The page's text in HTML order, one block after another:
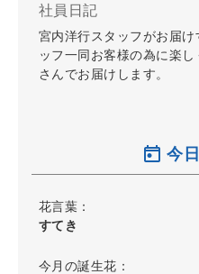
社員日記
宮内洋行スタッフがお届
ッフ一同お客様の為に楽
さんでお届けします。
今
花言葉：
すてき
今月の誕生花：